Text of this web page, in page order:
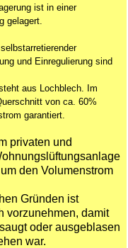
ist in einer
gelagert.
und Einregulierung sind
aus Lochblech. Im
von ca. 60%
garantiert.
privaten und
den Volumenstrom
Gründen ist
vorzunehmen, damit
oder ausgeblasen
war.